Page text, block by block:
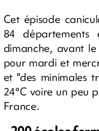
Cet épisode
84
dimanche, avant
pour mardi et
et "des minimales
24°C voire un peu
France.